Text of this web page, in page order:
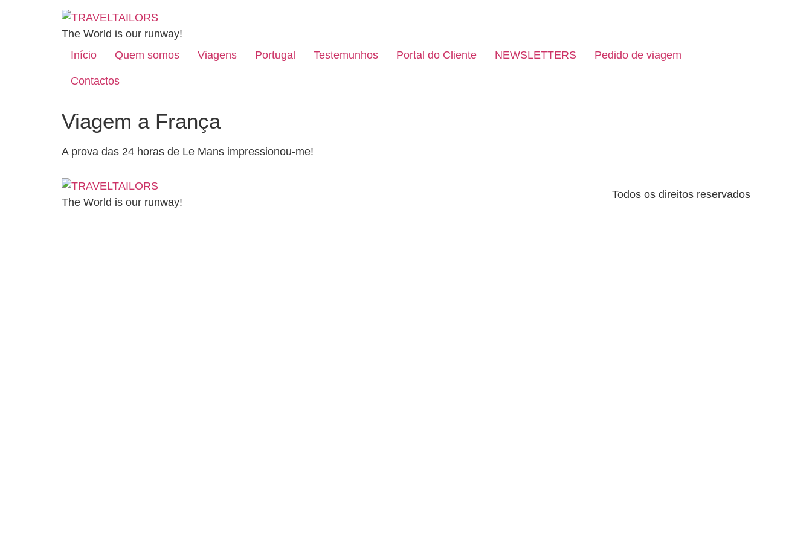
The World is our runway!
Início
Quem somos Viagens Portugal Testemunhos Portal do Cliente NEWSLETTERS Pedido de viagem
Contactos
Viagem a França
A prova das 24 horas de Le Mans impressionou-me!
The World is our runway!
Todos os direitos reservados